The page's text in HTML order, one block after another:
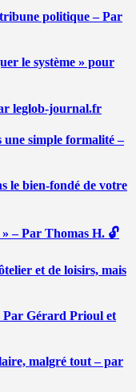
politique – Par
le système » pour
leglob-journal.fr
une simple formalité –
le bien-fondé de votre
– Par Thomas H. 🔓
et de loisirs, mais
Gérard Prioul et
malgré tout – par